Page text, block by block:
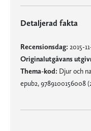
Detaljerad fakta
Recensionsdag: 2015-
Originalutgåvans
Thema-kod: Djur och
epub2, 9789100156008